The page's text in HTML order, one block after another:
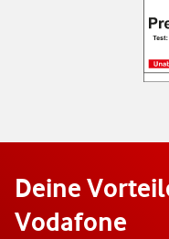
Deine
Vodafone